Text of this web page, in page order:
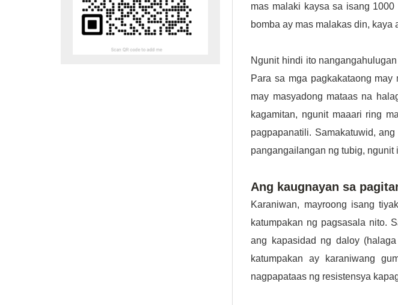
mas malaki kaysa sa isang
bomba ay mas malakas din, kaya
Ngunit hindi ito
Para sa mga pagkakataong
may masyadong mataas na
kagamitan, ngunit maaari ring
pagpapanatili. Samakatuwid,
pangangailangan ng tubig,
Ang kaugnayan sa
Karaniwan, mayroong isang
katumpakan ng pagsasala nito.
ang kapasidad ng daloy
katumpakan ay karaniwang
nagpapataas ng resistensya